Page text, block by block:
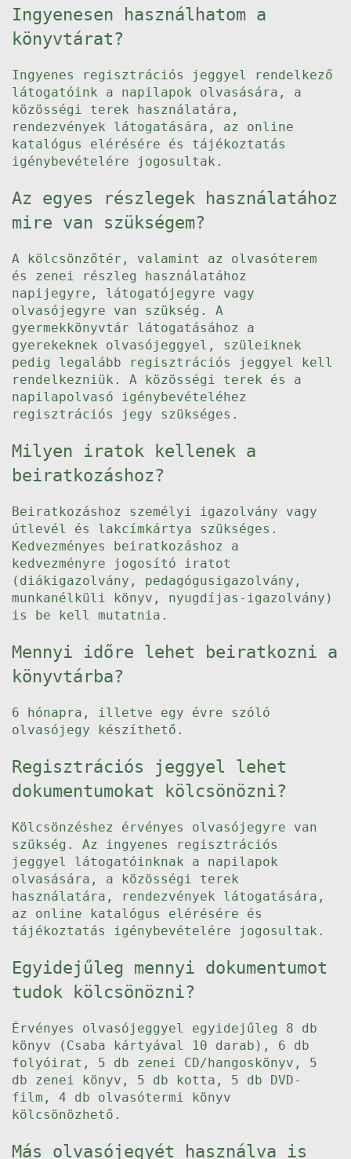
Ingyenesen használhatom a
könyvtárat?
Ingyenes regisztrációs jeggyel rendelkező
látogatóink a napilapok olvasására, a
közösségi terek használatára,
rendezvények látogatására, az online
katalógus elérésére és tájékoztatás
igénybevételére jogosultak.
Az egyes részlegek használatához
mire van szükségem?
A kölcsönzőtér, valamint az olvasóterem
és zenei részleg használatához
napijegyre, látogatójegyre vagy
olvasójegyre van szükség. A
gyermekkönyvtár látogatásához a
gyerekeknek olvasójeggyel, szüleiknek
pedig legalább regisztrációs jeggyel kell
rendelkezniük. A közösségi terek és a
napilapolvasó igénybevételéhez
regisztrációs jegy szükséges.
Milyen iratok kellenek a
beiratkozáshoz?
Beiratkozáshoz személyi igazolvány vagy
útlevél és lakcímkártya szükséges.
Kedvezményes beiratkozáshoz a
kedvezményre jogosító iratot
(diákigazolvány, pedagógusigazolvány,
munkanélküli könyv, nyugdíjas-igazolvány)
is be kell mutatnia.
Mennyi időre lehet beiratkozni a
könyvtárba?
6 hónapra, illetve egy évre szóló
olvasójegy készíthető.
Regisztrációs jeggyel lehet
dokumentumokat kölcsönözni?
Kölcsönzéshez érvényes olvasójegyre van
szükség. Az ingyenes regisztrációs
jeggyel látogatóinknak a napilapok
olvasására, a közösségi terek
használatára, rendezvények látogatására,
az online katalógus elérésére és
tájékoztatás igénybevételére jogosultak.
Egyidejűleg mennyi dokumentumot
tudok kölcsönözni?
Érvényes olvasójeggyel egyidejűleg 8 db
könyv (Csaba kártyával 10 darab), 6 db
folyóirat, 5 db zenei CD/hangoskönyv, 5
db zenei könyv, 5 db kotta, 5 db DVD-
film, 4 db olvasótermi könyv
kölcsönözhető.
Más olvasójegyét használva is